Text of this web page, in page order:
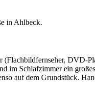
in Ahlbeck.
DVD-
im Schlafzimmer ein
auf dem Grundstück.